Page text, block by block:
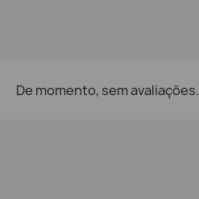
De momento, sem avaliações.